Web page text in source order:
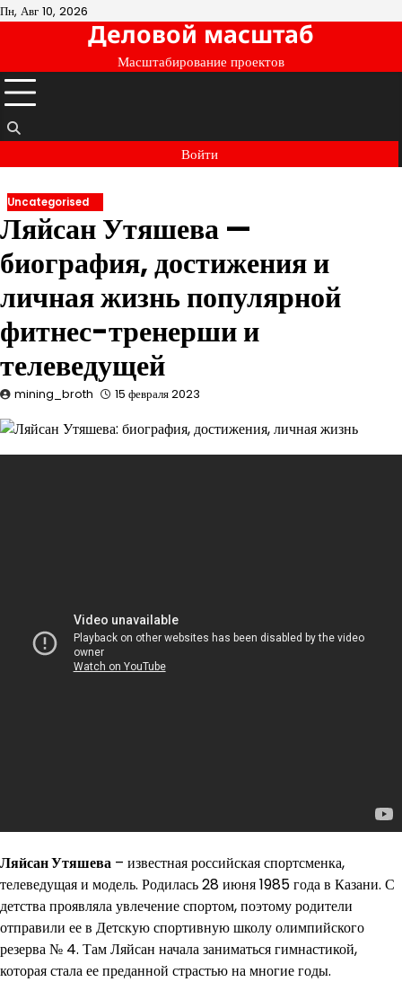
Перейти
Пн, Авг 10, 2026
Деловой масштаб
Масштабирование проектов
Войти
Uncategorised
Ляйсан Утяшева —
биография, достижения и
личная жизнь популярной
фитнес-тренерши и
телеведущей
mining_broth 15 февраля 2023
Ляйсан Утяшева – известная российская спортсменка,
телеведущая и модель. Родилась 28 июня 1985 года в Казани. С
детства проявляла увлечение спортом, поэтому родители
отправили ее в Детскую спортивную школу олимпийского
резерва № 4. Там Ляйсан начала заниматься гимнастикой,
которая стала ее преданной страстью на многие годы.